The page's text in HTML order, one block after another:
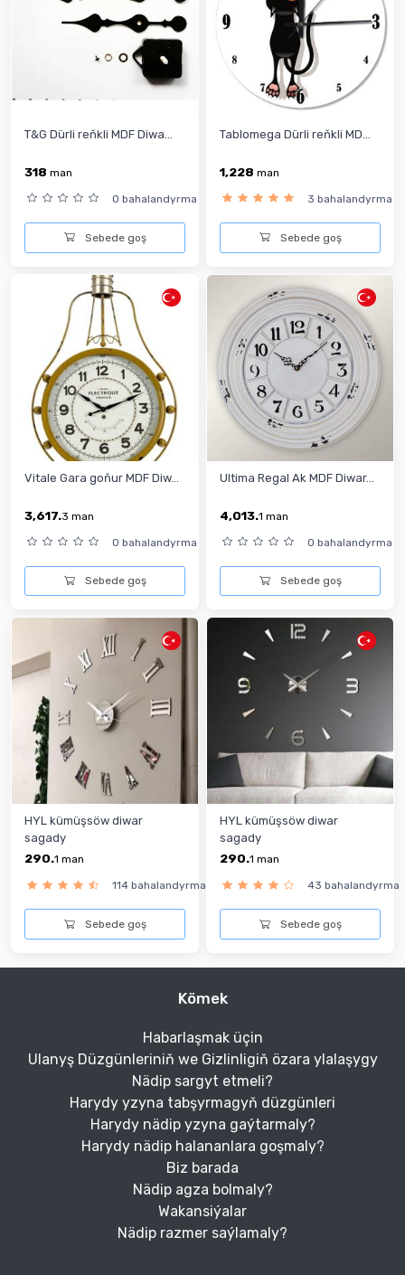
T&G Dürli reňkli MDF Diwa...
318 man
0 bahalandyrma
Sebede goş
Tablomega Dürli reňkli MD...
1,228 man
3 bahalandyrma
Sebede goş
Vitale Gara goňur MDF Diw...
3,617.3 man
0 bahalandyrma
Sebede goş
Ultima Regal Ak MDF Diwar...
4,013.1 man
0 bahalandyrma
Sebede goş
HYL kümüşsöw diwar
sagady
290.1 man
114 bahalandyrma
Sebede goş
HYL kümüşsöw diwar
sagady
290.1 man
43 bahalandyrma
Sebede goş
Kömek
Habarlaşmak üçin
Ulanyş Düzgünleriniň we Gizlinligiň özara ylalaşygy
Nädip sargyt etmeli?
Harydy yzyna tabşyrmagyň düzgünleri
Harydy nädip yzyna gaýtarmaly?
Harydy nädip halananlara goşmaly?
Biz barada
Nädip agza bolmaly?
Wakansiýalar
Nädip razmer saýlamaly?